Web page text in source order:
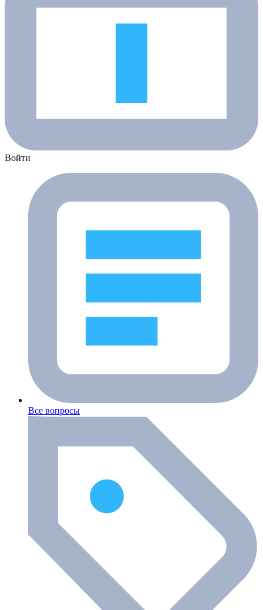
Войти
Все вопросы